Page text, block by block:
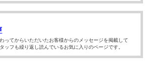
ってからいただいたお客様からのメッセージを掲載して
ッフも繰り返し読んでいるお気に入りのページです。